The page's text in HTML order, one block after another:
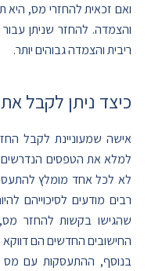
ואם זכאית להחזרי מס, היא
והצמדה. להחזר שניתן עבור
ריבית והצמדה גבוהים יותר.
כיצד ניתן לקבל
אישה שמעוניינת לקבל
למלא את הטפסים
לא לכל אחד מומלץ
רבים מודעים לסיכוייהם
שהגישו בקשות להחזר
החישובים החדשים הם
בנוסף, ההתעסקות עם מס